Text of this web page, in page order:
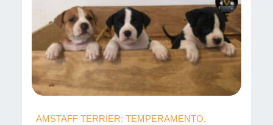
AMSTAFF TERRIER: TEMPERAMENTO,